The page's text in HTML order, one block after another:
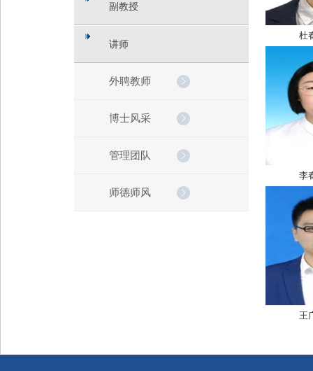
副教授
讲师
外聘教师
博士风采
管理团队
师德师风
杜
李
王